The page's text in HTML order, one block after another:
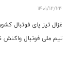
1401/12/23
غزال تیز پای فوتبال
تیم ملی فوتبال واکنش